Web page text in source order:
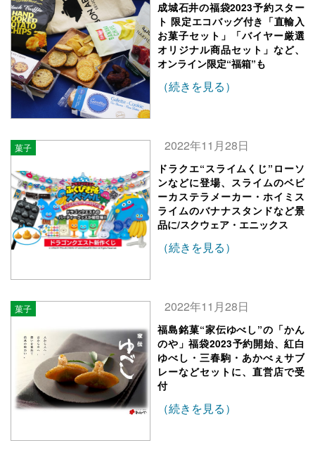
成城石井の福袋2023予約スター
ト 限定エコバッグ付き「直輸入
お菓子セット」「バイヤー厳選
オリジナル商品セット」など、
オンライン限定“福箱”も
（続きを見る）
菓子 2022年11月28日
ドラクエ“スライムくじ”ローソ
ンなどに登場、スライムのベビ
ーカステラメーカー・ホイミス
ライムのバナナスタンドなど景
品に/スクウェア・エニックス
（続きを見る）
菓子 2022年11月28日
福島銘菓“家伝ゆべし”の「かん
のや」福袋2023予約開始、紅白
ゆべし・三春駒・あかべぇサブ
レーなどセットに、直営店で受
付
（続きを見る）